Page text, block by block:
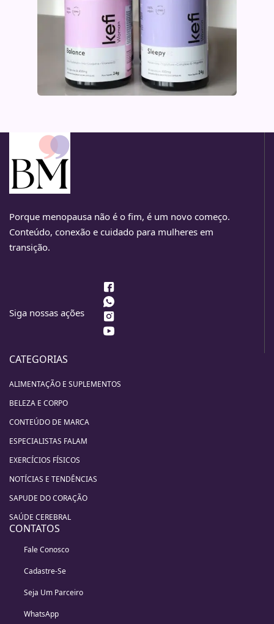
Porque menopausa não é o fim, é um novo começo.
Conteúdo, conexão e cuidado para mulheres em
transição.
Siga nossas ações
CATEGORIAS
ALIMENTAÇÃO E SUPLEMENTOS
BELEZA E CORPO
CONTEÚDO DE MARCA
ESPECIALISTAS FALAM
EXERCÍCIOS FÍSICOS
NOTÍCIAS E TENDÊNCIAS
SAPUDE DO CORAÇÃO
SAÚDE CEREBRAL
CONTATOS
Fale Conosco
Cadastre-Se
Seja Um Parceiro
WhatsApp